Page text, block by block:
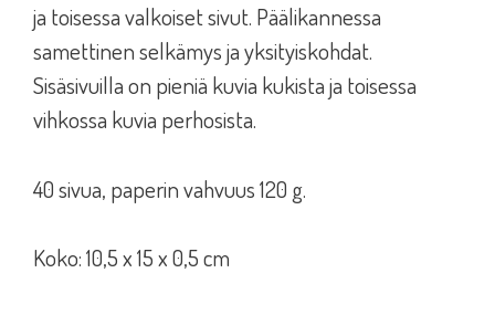
ja toisessa valkoiset sivut. Päälikannessa
samettinen selkämys ja yksityiskohdat.
Sisäsivuilla on pieniä kuvia kukista ja toisessa
vihkossa kuvia perhosista.
40 sivua, paperin vahvuus 120 g.
Koko: 10,5 x 15 x 0,5 cm